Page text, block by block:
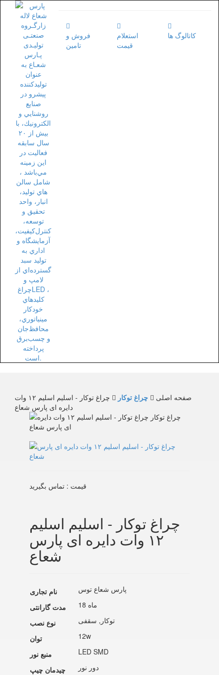
فروش و
تامین
استعلام
قیمت
کاتالوگ ها
صفحه اصلی چراغ توکار
چراغ توکار - اسلیم اسلیم ۱۲ وات
دایره ای پارس شعاع
قیمت : تماس بگیرید
چراغ توکار - اسلیم اسلیم
۱۲ وات دایره ای پارس
شعاع
نام تجاری
پارس شعاع توس
مدت گارانتی
18 ماه
نوع نصب
توکار , سقفی
توان
12w
منبع نور
LED SMD
چیدمان چیپ
دور نور